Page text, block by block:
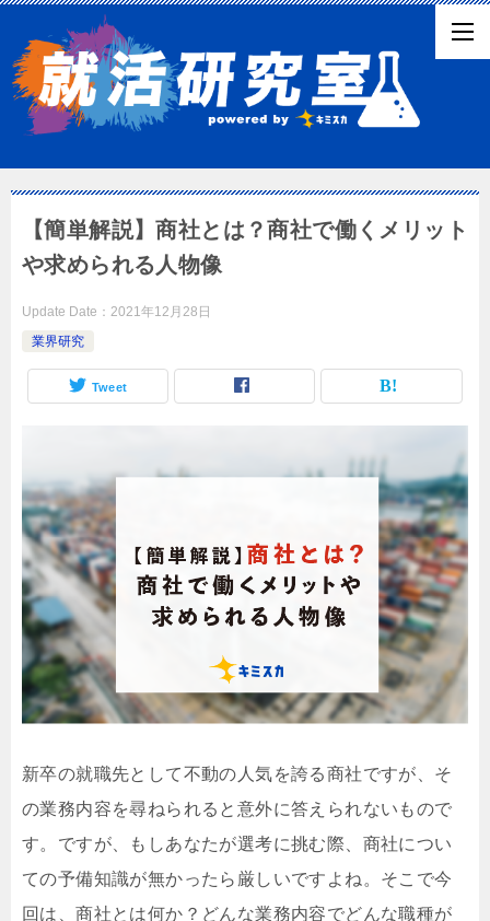
【簡単解説】商社とは？商社で働くメリット
や求められる人物像
Update Date： 2021年12月28日
業界研究
Tweet
新卒の就職先として不動の人気を誇る商社ですが、そ
の業務内容を尋ねられると意外に答えられないもので
す。ですが、もしあなたが選考に挑む際、商社につい
ての予備知識が無かったら厳しいですよね。そこで今
回は、商社とは何か？どんな業務内容でどんな職種が